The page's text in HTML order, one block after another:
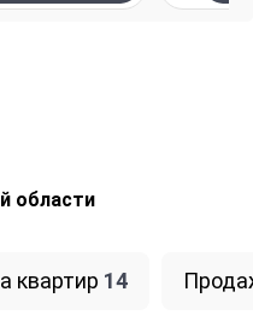
области
квартир 14